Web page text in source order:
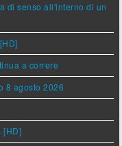
di senso all'interno di un
a correre
8 agosto 2026
[HD]